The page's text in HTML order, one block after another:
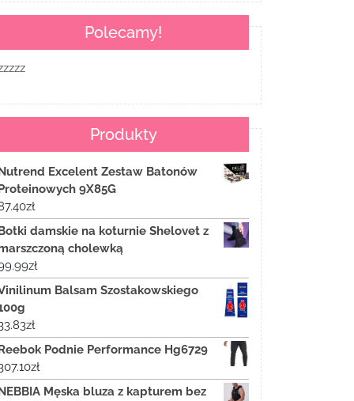
Polecamy!
Produkty
Excelent Zestaw Batonów
9X85G
zł
damskie na koturnie Shelovet z
cholewką
zł
Balsam Szostakowskiego
zł
Podnie Performance Hg6729
zł
Męska bluza z kapturem bez